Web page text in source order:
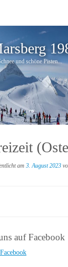
und schöne Pisten...
am 3. August 2023
auf Facebook